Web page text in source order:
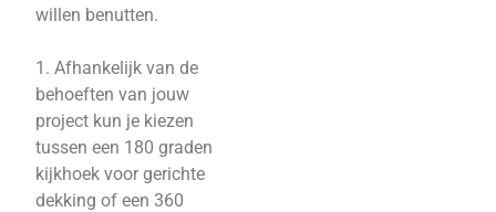
willen benutten.
1. Afhankelijk van de
behoeften van jouw
project kun je kiezen
tussen een 180 graden
kijkhoek voor gerichte
dekking of een 360